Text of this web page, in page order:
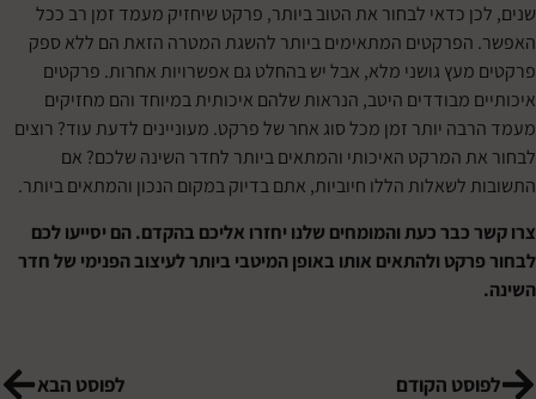
כדאי לבחור את הטוב ביותר, פרקט שיחזיק מעמד זמן רב ככל
המתאימים ביותר להשגת המטרה הזאת הם ללא ספק
גושני מלא, אבל יש בהחלט גם אפשרויות אחרות. פרקטים
מבודדים היטב, הנראות שלהם איכותית במיוחד והם מחזיקים
יותר זמן מכל סוג אחר של פרקט. מעוניינים לדעת עוד? רוצים
המרקט האיכותי והמתאים ביותר לחדר השינה שלכם? אם
הללו חיוביות, אתם בדיוק במקום הנכון והמתאים ביותר.
כבר כעתוהמומחים שלנו יחזרו אליכם בהקדם. הם יסייעו לכם
ולהתאים אותו באופן המיטבי ביותר לעיצוב הפנימי של חדר
הקודם לפוסט הבא